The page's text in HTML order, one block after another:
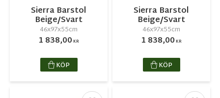
Sierra Barstol
Beige/Svart
46x97x55cm
1 838,00KR
KÖP
Sierra Barstol
Beige/Svart
46x97x55cm
1 838,00KR
KÖP